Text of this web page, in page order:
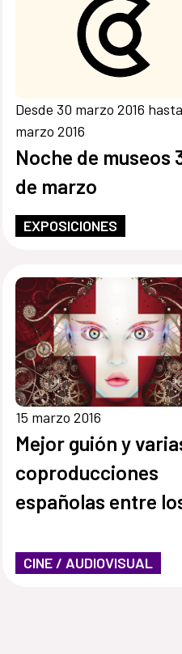
Desde 30 marzo 2016
marzo 2016
Noche de museos
de marzo
EXPOSICIONES
15 marzo 2016
Mejor guión y
coproducciones
españolas entre
CINE / AUDIOVISUAL